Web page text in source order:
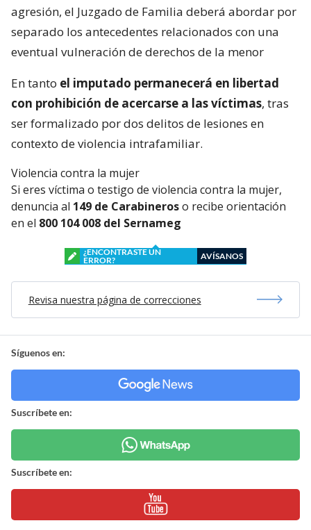
agresión, el Juzgado de Familia deberá abordar por
separado los antecedentes relacionados con una
eventual vulneración de derechos de la menor
En tanto el imputado permanecerá en libertad
con prohibición de acercarse a las víctimas, tras
ser formalizado por dos delitos de lesiones en
contexto de violencia intrafamiliar.
Violencia contra la mujer
Si eres víctima o testigo de violencia contra la mujer,
denuncia al 149 de Carabineroso recibe orientación
en el 800 104 008 del Sernameg
¿ENCONTRASTE UN
ERROR?
AVÍSANOS
Revisa nuestra página de correcciones
Síguenos en:
Suscríbete en:
Suscríbete en: